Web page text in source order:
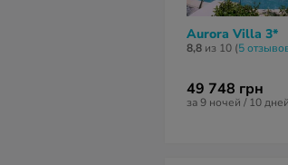
Aurora Villa 3*
8,8 из 10 (5
49 748 грн
за 9 ночей / 10 дней